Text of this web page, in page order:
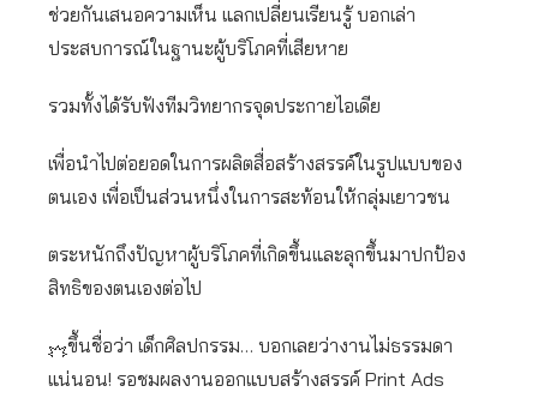
ช่วยกันเสนอความเห็น แลกเปลี่ยนเรียนรู้ บอกเล่า
ประสบการณ์ในฐานะผู้บริโภคที่เสียหาย
รวมทั้งได้รับฟังทีมวิทยากรจุดประกายไอเดีย
เพื่อนำไปต่อยอดในการผลิตสื่อสร้างสรรค์ในรูปแบบของ
ตนเอง เพื่อเป็นส่วนหนึ่งในการสะท้อนให้กลุ่มเยาวชน
ตระหนักถึงปัญหาผู้บริโภคที่เกิดขึ้นและลุกขึ้นมาปกป้อง
สิทธิของตนเองต่อไป
ขึ้นชื่อว่า เด็กศิลปกรรม… บอกเลยว่างานไม่ธรรมดา
แน่นอน! รอชมผลงานออกแบบสร้างสรรค์ Print Ads